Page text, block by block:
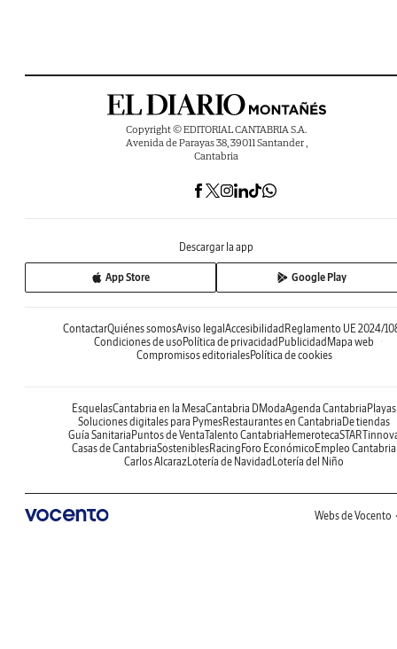
Copyright © EDITORIAL CANTABRIA S.A.
Avenida de Parayas 38, 39011 Santander ,
Cantabria
Descargar la app
App Store Google Play
ContactarQuiénes somosAviso legalAccesibilidadReglamento UE 2024/
Condiciones de usoPolítica de privacidadPublicidadMapa web
Compromisos editorialesPolítica de cookies
EsquelasCantabria en la MesaCantabria DModaAgenda CantabriaPlayas
Soluciones digitales para PymesRestaurantes en CantabriaDe tiendas
Guía SanitariaPuntos de VentaTalento CantabriaHemeroteca
Casas de CantabriaSosteniblesRacingForo EconómicoEmpleo Cantabria
Carlos AlcarazLotería de NavidadLotería del Niño
Webs de Vocento